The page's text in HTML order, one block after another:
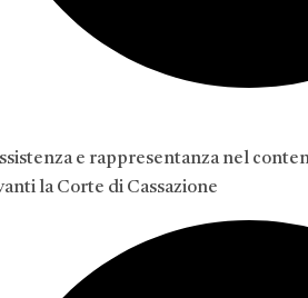
e rappresentanza nel
la Corte di Cassazione